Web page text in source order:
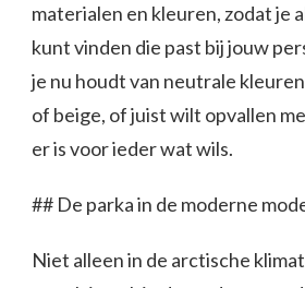
materialen en kleuren, zodat je
kunt vinden die past bij jouw
je nu houdt van neutrale
of beige, of juist wilt opvallen
er is voor ieder wat wils.
## De parka in de moderne
Niet alleen in de arctische